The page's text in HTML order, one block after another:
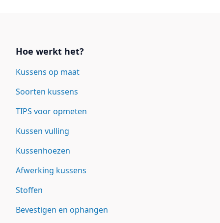
Hoe werkt het?
Kussens op maat
Soorten kussens
TIPS voor opmeten
Kussen vulling
Kussenhoezen
Afwerking kussens
Stoffen
Bevestigen en ophangen